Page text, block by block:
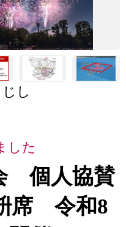
し
した
個人協賛
席 令和8